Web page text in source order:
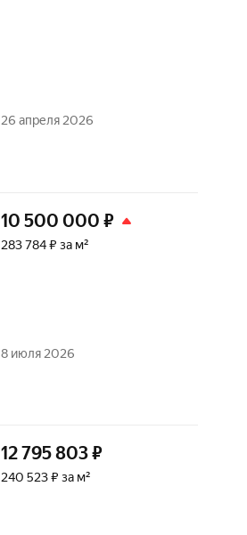
26 апреля 2026
10 500 000 ₽
283 784 ₽ за м²
8 июля 2026
12 795 803₽
240 523 ₽ за м²